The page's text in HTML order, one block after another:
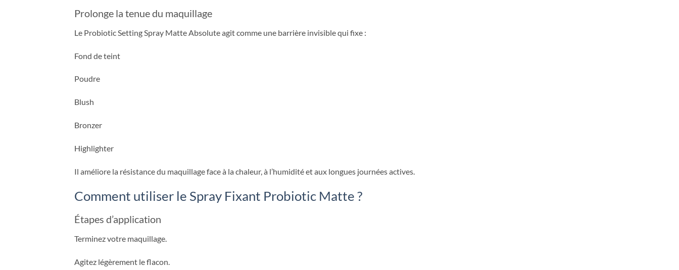
Prolonge la tenue du maquillage
Le Probiotic Setting Spray Matte Absolute agit comme une barrière invisible qui fixe :
Fond de teint
Poudre
Blush
Bronzer
Highlighter
Il améliore la résistance du maquillage face à la chaleur, à l’humidité et aux longues journées actives.
Comment utiliser le Spray Fixant Probiotic Matte ?
Étapes d’application
Terminez votre maquillage.
Agitez légèrement le flacon.